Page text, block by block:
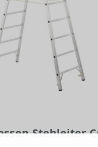
Stehleiter